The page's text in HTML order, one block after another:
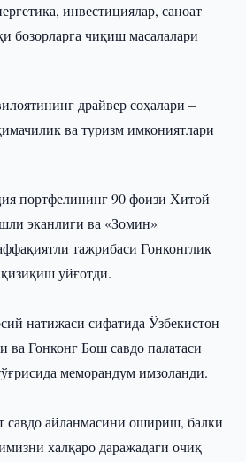
инвестициялар, саноат
бозорларга чиқиш масалалари
драйвер соҳалари –
ва туризм имкониятлари
портфелининг 90 фоизи Хитой
эканлиги ва «Зомин»
тажрибаси Гонконглик
уйғотди.
натижаси сифатида Ўзбекистон
ва Гонконг Бош савдо палатаси
меморандум имзоланди.
савдо айланмасини ошириш, балки
халқаро даражадаги очиқ